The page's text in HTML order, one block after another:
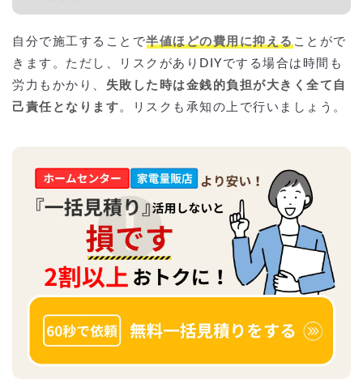
自分で施工することで半値ほどの費用に抑える ことがで
きます。ただし、リスクがありDIYでする場合は時間も
労力もかかり、 失敗した時は金銭的負担が大きく全て自
己責任となります 。リスクも承知の上で行いましょう。